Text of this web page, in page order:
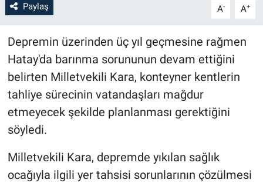
Paylaş A- A+
Depremin üzerinden üç yıl geçmesine rağmen
Hatay'da barınma sorununun devam ettiğini
belirten Milletvekili Kara, konteyner kentlerin
tahliye sürecinin vatandaşları mağdur
etmeyecek şekilde planlanması gerektiğini
söyledi.
Milletvekili Kara, depremde yıkılan sağlık
ocağıyla ilgili yer tahsisi sorunlarının çözülmesi